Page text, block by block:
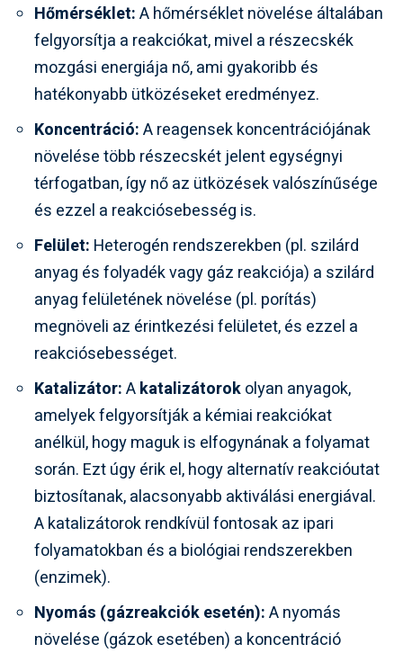
Hőmérséklet:A hőmérséklet növelése általában
felgyorsítja a reakciókat, mivel a részecskék
mozgási energiája nő, ami gyakoribb és
hatékonyabb ütközéseket eredményez.
Koncentráció:A reagensek koncentrációjának
növelése több részecskét jelent egységnyi
térfogatban, így nő az ütközések valószínűsége
és ezzel a reakciósebesség is.
Felület: Heterogén rendszerekben (pl. szilárd
anyag és folyadék vagy gáz reakciója) a szilárd
anyag felületének növelése (pl. porítás)
megnöveli az érintkezési felületet, és ezzel a
reakciósebességet.
Katalizátor:Akatalizátorokolyan anyagok,
amelyek felgyorsítják a kémiai reakciókat
anélkül, hogy maguk is elfogynának a folyamat
során. Ezt úgy érik el, hogy alternatív reakcióutat
biztosítanak, alacsonyabb aktiválási energiával.
A katalizátorok rendkívül fontosak az ipari
folyamatokban és a biológiai rendszerekben
(enzimek).
Nyomás (gázreakciók esetén):A nyomás
növelése (gázok esetében) a koncentráció